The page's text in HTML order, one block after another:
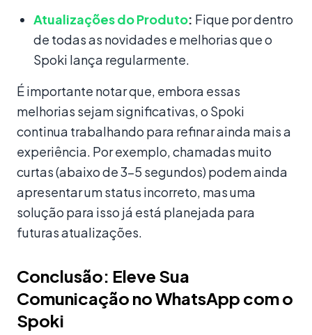
Atualizações do Produto: Fique por dentro
de todas as novidades e melhorias que o
Spoki lança regularmente.
É importante notar que, embora essas
melhorias sejam significativas, o Spoki
continua trabalhando para refinar ainda mais a
experiência. Por exemplo, chamadas muito
curtas (abaixo de 3-5 segundos) podem ainda
apresentar um status incorreto, mas uma
solução para isso já está planejada para
futuras atualizações.
Conclusão: Eleve Sua
Comunicação no WhatsApp com o
Spoki